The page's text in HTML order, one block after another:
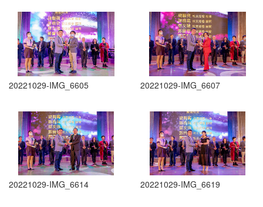
20221029-IMG_6605 20221029-IMG_6607
20221029-IMG_6614 20221029-IMG_6619